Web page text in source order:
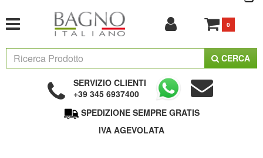
0
CERCA
SERVIZIO CLIENTI
+39 345 6937400
SPEDIZIONE SEMPRE GRATIS
IVA AGEVOLATA